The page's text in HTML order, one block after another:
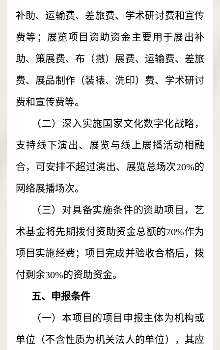
补助、运输费、差旅费、学术研讨费和宣传
费等；展览项目资助资金主要用于展出补
助、策展费、布（撤）展费、运输费、差旅
费、展品制作（装裱、洗印）费、学术研讨
费和宣传费等。
（二）深入实施国家文化数字化战略，
支持线下演出、展览与线上展播活动相融
合，可安排不超过演出、展览总场次20%的
网络展播场次。
（三）对具备实施条件的资助项目，艺
术基金将先期拨付资助资金总额的70%作为
项目实施经费；项目完成并验收合格后，拨
付剩余30%的资助资金。
五、申报条件
（一）本项目的项目申报主体为机构或
单位（不含性质为机关法人的单位），其应